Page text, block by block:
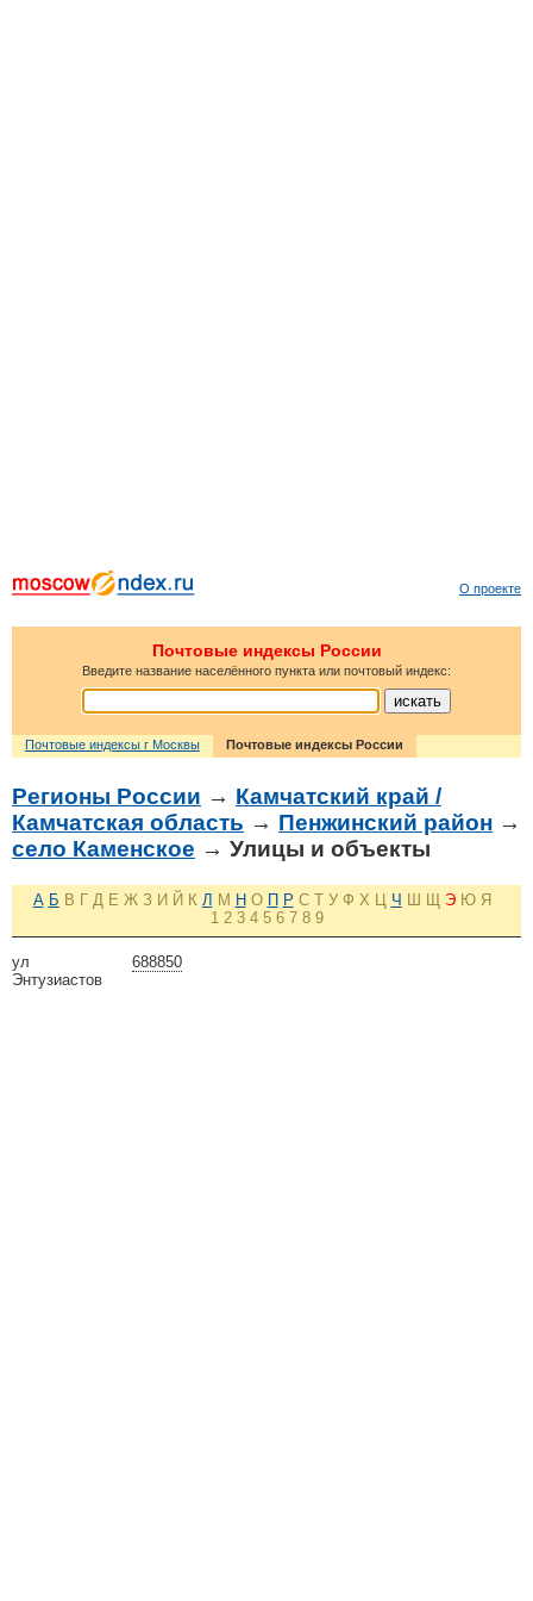
О проекте
Почтовые индексы России
Введите название населённого пункта или почтовый индекс:
Почтовые индексы г Москвы Почтовые индексы России
Регионы России → Камчатский край /
Камчатская область → Пенжинский район →
село Каменское → Улицы и объекты
А Б В Г Д Е Ж З И Й К Л М Н О П Р С Т У Ф Х Ц Ч Ш Щ Э Ю Я
1 2 3 4 5 6 7 8 9
688850
ул
Энтузиастов